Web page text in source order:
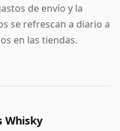
de envío y la
se refrescan a diario a
en las tiendas.
Whisky